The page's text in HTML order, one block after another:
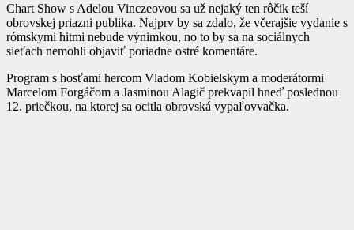
Chart Show s Adelou Vinczeovou sa už nejaký ten rôčik teší
obrovskej priazni publika. Najprv by sa zdalo, že včerajšie vydanie s
rómskymi hitmi nebude výnimkou, no to by sa na sociálnych
sieťach nemohli objaviť poriadne ostré komentáre.
Program s hosťami hercom Vladom Kobielskym a moderátormi
Marcelom Forgáčom a Jasminou Alagič prekvapil hneď poslednou
12. priečkou, na ktorej sa ocitla obrovská vypaľovvačka.